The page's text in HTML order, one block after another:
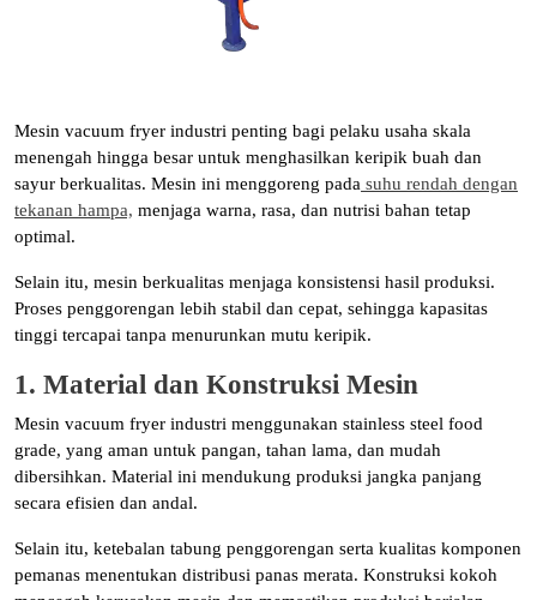
Mesin vacuum fryer industri penting bagi pelaku usaha skala
menengah hingga besar untuk menghasilkan keripik buah dan
sayur berkualitas. Mesin ini menggoreng pada suhu rendah dengan
tekanan hampa, menjaga warna, rasa, dan nutrisi bahan tetap
optimal.
Selain itu, mesin berkualitas menjaga konsistensi hasil produksi.
Proses penggorengan lebih stabil dan cepat, sehingga kapasitas
tinggi tercapai tanpa menurunkan mutu keripik.
1. Material dan Konstruksi Mesin
Mesin vacuum fryer industri menggunakan stainless steel food
grade, yang aman untuk pangan, tahan lama, dan mudah
dibersihkan. Material ini mendukung produksi jangka panjang
secara efisien dan andal.
Selain itu, ketebalan tabung penggorengan serta kualitas komponen
pemanas menentukan distribusi panas merata. Konstruksi kokoh